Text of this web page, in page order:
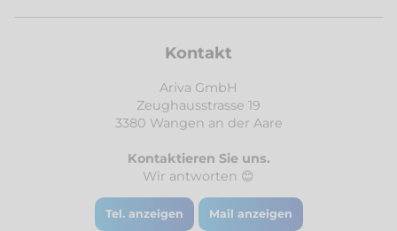
Kontakt
Ariva GmbH
Zeughausstrasse 19
3380 Wangen an der Aare
Kontaktieren Sie uns.
Wir antworten 😊
Tel. anzeigen Mail anzeigen